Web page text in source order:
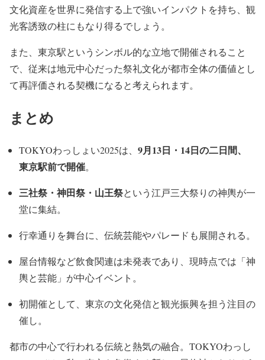
文化資産を世界に発信する上で強いインパクトを持ち、観
光客誘致の柱にもなり得るでしょう。
また、東京駅というシンボル的な立地で開催されること
で、従来は地元中心だった祭礼文化が都市全体の価値とし
て再評価される契機になると考えられます。
まとめ
TOKYOわっしょい2025は、 9月13日・14日の二日間、
東京駅前で開催。
三社祭・神田祭・山王祭という江戸三大祭りの神輿が一
堂に集結。
行幸通りを舞台に、伝統芸能やパレードも展開される。
屋台情報など飲食関連は未発表であり、現時点では「神
輿と芸能」が中心イベント。
初開催として、東京の文化発信と観光振興を担う注目の
催し。
都市の中心で行われる伝統と熱気の融合。TOKYOわっし